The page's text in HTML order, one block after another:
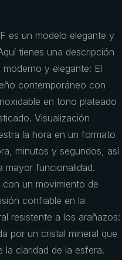
es un modelo elegante y
tienes una descripción
y elegante: El
contemporáneo con
en tono plateado
Visualización
la hora en un formato
minutos y segundos, así
mayor funcionalidad.
un movimiento de
confiable en la
resistente a los arañazos:
por un cristal mineral que
la claridad de la esfera.